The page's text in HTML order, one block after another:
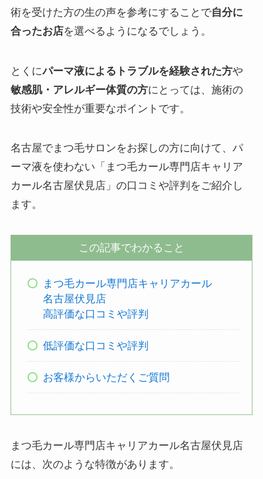
術を受けた方の生の声を参考にすることで自分に
合ったお店を選べるようになるでしょう。
とくにパーマ液によるトラブルを経験された方や
敏感肌・ アレルギー体質の方にとっては、施術の
技術や安全性が重要なポイントです。
名古屋でまつ毛サロンをお探しの方に向けて、パ
ーマ液を使わない「まつ毛カール専門店キャリア
カール名古屋伏見店」の口コミや評判をご紹介し
ます。
この記事でわかること
まつ毛カール専門店キャリアカール
名古屋伏見店
高評価な口コミや評判
低評価な口コミや評判
お客様からいただくご質問
まつ毛カール専門店キャリアカール名古屋伏見店
には、次のような特徴があります。